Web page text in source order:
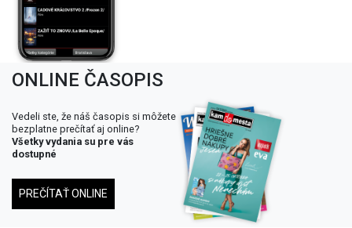
ONLINE ČASOPIS
Vedeli ste, že náš časopis si môžete
bezplatne prečítať aj online?
Všetky vydania su pre vás
dostupné
PREČÍTAŤ ONLINE